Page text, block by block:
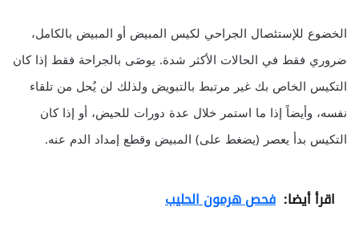
الخضوع للإستئصال الجراحي لكيس المبيض أو المبيض بالكامل،
ضروري فقط في الحالات الأكثر شدة. يوصَى بالجراحة فقط إذا كان
التكيس الخاص بك غير مرتبط بالتبويض ولذلك لن يُحل من تلقاء
نفسه، وأيضاً إذا ما استمر خلال عدة دورات للحيض، أو إذا كان
التكيس بدأ يعصر (يضغط على) المبيض وقطع إمداد الدم عنه.
اقرأ أيضا: فحص هرمون الحليب